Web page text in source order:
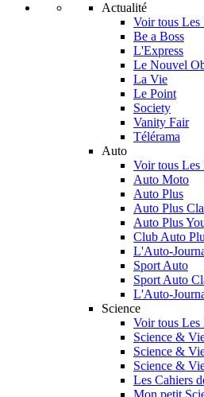
Actualité
Voir tous Les
Be a Boss
L'Express
Le Nouvel
La Vie
Le Point
Society
Vanity Fair
Télérama
Auto
Voir tous Les
Auto Moto
Auto Plus
Auto Plus
Auto Plus
Club Auto
L'Auto-
Sport Auto
Sport Auto
L'Auto-
Science
Voir tous Les
Science &
Science &
Science &
Les Cahiers
Mon petit